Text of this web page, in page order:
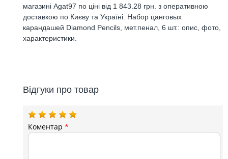
магазині Agat97 по ціні від 1 843.28 грн. з оперативною
доставкою по Києву та Україні. Набор цанговых
карандашей Diamond Pencils, мет.пенал, 6 шт.: опис, фото,
характеристики.
Відгуки про товар
Коментар*